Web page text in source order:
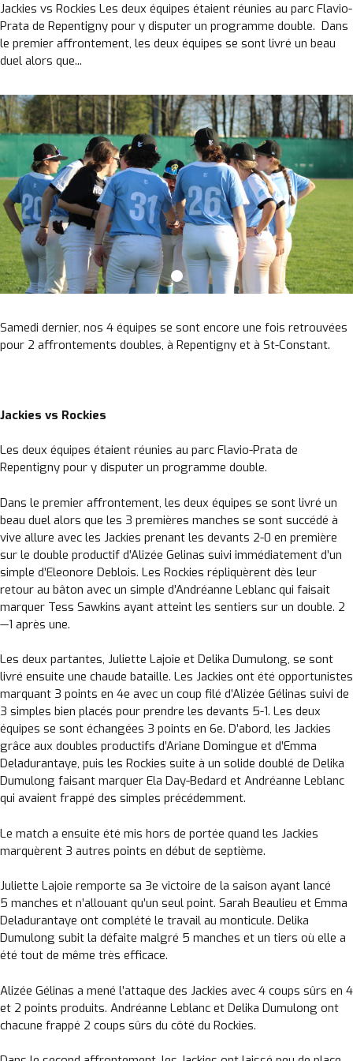
Jackies vs Rockies Les deux équipes étaient réunies au parc Flavio-
Prata de Repentigny pour y disputer un programme double. Dans
le premier affrontement, les deux équipes se sont livré un beau
duel alors que...
Samedi dernier, nos 4 équipes se sont encore une fois retrouvées
pour 2 affrontements doubles, à Repentigny et à St-Constant.
Jackies vs Rockies
Les deux équipes étaient réunies au parc Flavio-Prata de
Repentigny pour y disputer un programme double.
Dans le premier affrontement, les deux équipes se sont livré un
beau duel alors que les 3 premières manches se sont succédé à
vive allure avec les Jackies prenant les devants 2-0 en première
sur le double productif d’Alizée Gelinas suivi immédiatement d’un
simple d’Eleonore Deblois. Les Rockies répliquèrent dès leur
retour au bâton avec un simple d’Andréanne Leblanc qui faisait
marquer Tess Sawkins ayant atteint les sentiers sur un double. 2
—1 après une.
Les deux partantes, Juliette Lajoie et Delika Dumulong, se sont
livré ensuite une chaude bataille. Les Jackies ont été opportunistes
marquant 3 points en 4e avec un coup filé d’Alizée Gélinas suivi de
3 simples bien placés pour prendre les devants 5-1. Les deux
équipes se sont échangées 3 points en 6e. D’abord, les Jackies
grâce aux doubles productifs d’Ariane Domingue et d’Emma
Deladurantaye, puis les Rockies suite à un solide doublé de Delika
Dumulong faisant marquer Ela Day-Bedard et Andréanne Leblanc
qui avaient frappé des simples précédemment.
Le match a ensuite été mis hors de portée quand les Jackies
marquèrent 3 autres points en début de septième.
Juliette Lajoie remporte sa 3e victoire de la saison ayant lancé
5 manches et n’allouant qu’un seul point. Sarah Beaulieu et Emma
Deladurantaye ont complété le travail au monticule. Delika
Dumulong subit la défaite malgré 5 manches et un tiers où elle a
été tout de même très efficace.
Alizée Gélinas a mené l’attaque des Jackies avec 4 coups sûrs en 4
et 2 points produits. Andréanne Leblanc et Delika Dumulong ont
chacune frappé 2 coups sûrs du côté du Rockies.